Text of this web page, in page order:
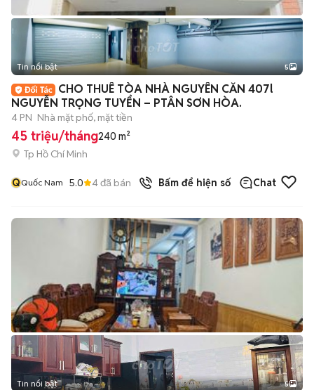
Tin nổi bật 5
CHO THUÊ TÒA NHÀ NGUYÊN CĂN 407l
NGUYỄN TRỌNG TUYỂN – PTÂN SƠN HÒA.
4 PN Nhà mặt phố, mặt tiền
45 triệu/tháng240 m²
Tp Hồ Chí Minh
QQuốc Nam 5.0 4đã bán Bấm để hiện số Chat
Tin nổi bật 5